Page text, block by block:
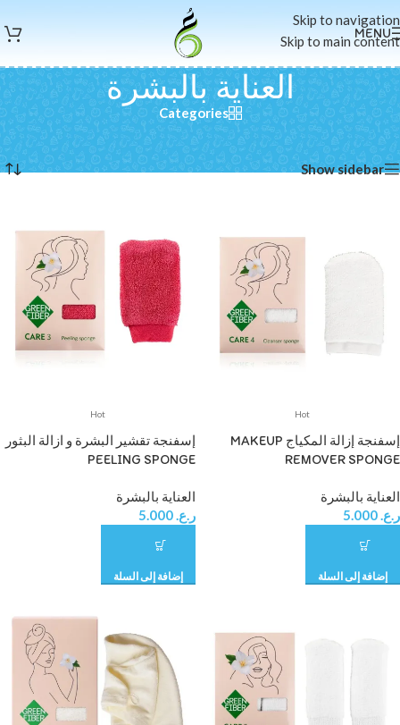
Skip to navigation
Skip to main content
MENU
العناية بالبشرة
Categories
الرئيسية
العناية و الجمال العناية بالبشرة عرض 1–12 من أصل 28 نتيجة
Show sidebar
Hot
إسفنجة إزالة المكياج MAKEUP
REMOVER SPONGE
العناية بالبشرة
ر.ع.
إضافة إلى السلة
Hot
إسفنجة تقشير البشرة و ازالة البثور
PEELING SPONGE
العناية بالبشرة
ر.ع.
إضافة إلى السلة